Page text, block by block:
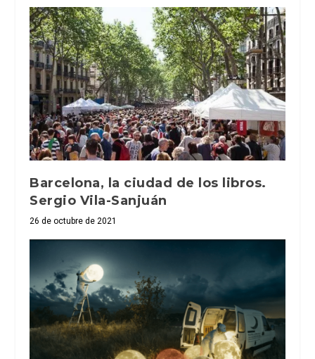
Barcelona, la ciudad de los libros.
Sergio Vila-Sanjuán
26 de octubre de 2021